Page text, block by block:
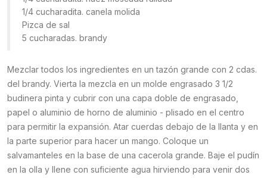
1/4 cucharadita. canela molida
Pizca de sal
5 cucharadas. brandy
Mezclar todos los ingredientes en un tazón grande con 2 cdas.
del brandy. Vierta la mezcla en un molde engrasado 3 1/2
budinera pinta y cubrir con una capa doble de engrasado,
papel o aluminio de horno de aluminio - plisado en el centro
para permitir la expansión. Atar cuerdas debajo de la llanta y en
la parte superior para hacer un mango. Coloque un
salvamanteles en la base de una cacerola grande. Baje el pudín
en la olla y llene con suficiente agua hirviendo para venir dos